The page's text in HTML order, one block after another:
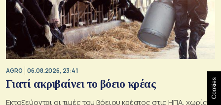
AGRO 06.08.2026, 23:41
Γιατί ακριβαίνει το βόειο κρέας
Εκτοξεύονται οι τιμές του βόειου κρέατος στις ΗΠΑ, χωρίς
Cookies